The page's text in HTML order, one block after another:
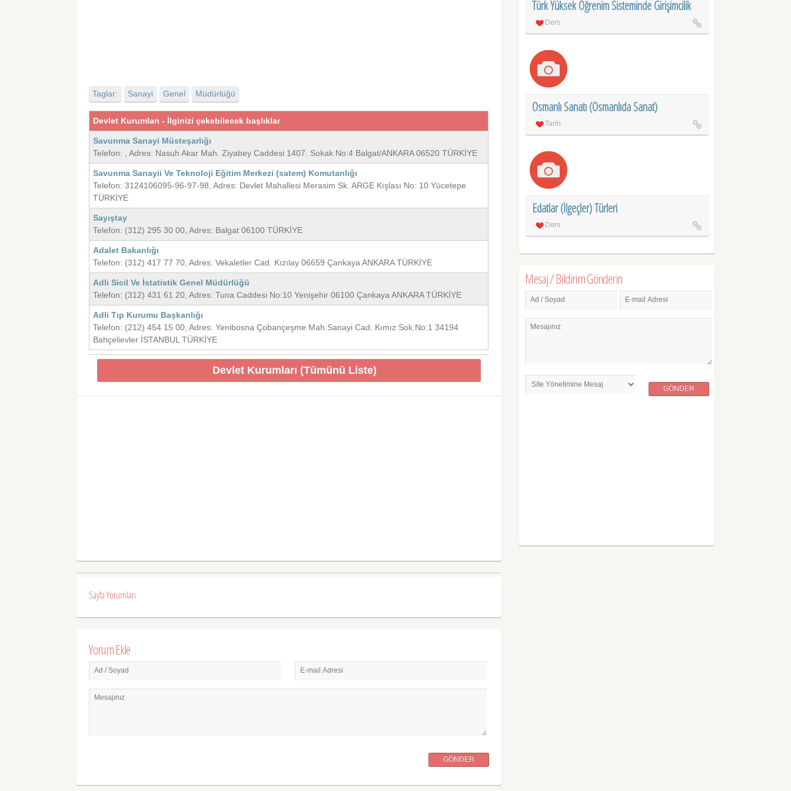
Taglar: Sanayi Genel Müdürlüğü
Devlet Kurumları - İlginizi çekebilecek başlıklar
Savunma Sanayi Müsteşarlığı
Telefon: , Adres: Nasuh Akar Mah. Ziyabey Caddesi 1407. Sokak No:4 Balgat/ANKARA 06520 TÜRKİYE
Savunma Sanayii Ve Teknoloji Eğitim Merkezi (satem) Komutanlığı
Telefon: 3124106095-96-97-98, Adres: Devlet Mahallesi Merasim Sk. ARGE Kışlası No: 10 Yücetepe
TÜRKİYE
Sayıştay
Telefon: (312) 295 30 00, Adres: Balgat 06100 TÜRKİYE
Adalet Bakanlığı
Telefon: (312) 417 77 70, Adres: Vekaletler Cad. Kızılay 06659 Çankaya ANKARA TÜRKİYE
Adli Sicil Ve İstatistik Genel Müdürlüğü
Telefon: (312) 431 61 20, Adres: Tuna Caddesi No:10 Yenişehir 06100 Çankaya ANKARA TÜRKİYE
Adli Tıp Kurumu Başkanlığı
Telefon: (212) 454 15 00, Adres: Yenibosna Çobançeşme Mah.Sanayi Cad. Kımız Sok.No:1 34194
Bahçelievler İSTANBUL TÜRKİYE
Devlet Kurumları (Tümünü Liste)
Sayfa Yorumları
Yorum Ekle
Ad / Soyad E-mail Adresi
Mesajınız
GÖNDER
Türk Yüksek Öğrenim Sisteminde Girişimcilik
Ders
Osmanlı Sanatı (Osmanlıda Sanat)
Tarih
Edatlar (İlgeçler) Türleri
Ders
Mesaj / Bildirim Gönderin
Ad / Soyad E-mail Adresi
Mesajınız
GÖNDER